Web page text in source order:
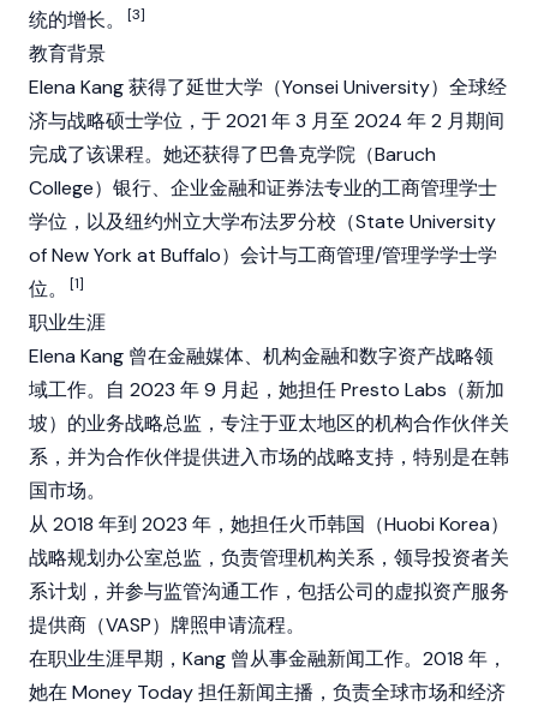
统的增长。
[3]
教育背景
Elena Kang 获得了延世大学（Yonsei University）全球经
济与战略硕士学位，于 2021 年 3 月至 2024 年 2 月期间
完成了该课程。她还获得了巴鲁克学院（Baruch
College）银行、企业金融和证券法专业的工商管理学士
学位，以及纽约州立大学布法罗分校（State University
of New York at Buffalo）会计与工商管理/管理学学士学
位。
[1]
职业生涯
Elena Kang 曾在金融媒体、机构金融和数字资产战略领
域工作。自 2023 年 9 月起，她担任 Presto Labs（新加
坡）的业务战略总监，专注于亚太地区的机构合作伙伴关
系，并为合作伙伴提供进入市场的战略支持，特别是在韩
国市场。
从 2018 年到 2023 年，她担任火币韩国（Huobi Korea）
战略规划办公室总监，负责管理机构关系，领导投资者关
系计划，并参与监管沟通工作，包括公司的虚拟资产服务
提供商（VASP）牌照申请流程。
在职业生涯早期，Kang 曾从事金融新闻工作。2018 年，
她在 Money Today 担任新闻主播，负责全球市场和经济